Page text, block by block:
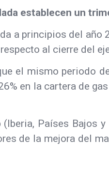
establecen un
a principios del año
al cierre del
el mismo periodo
en la cartera de
Países Bajos
de la mejora del